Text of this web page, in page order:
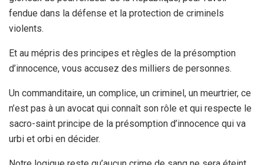
fendue dans la défense et la protection de criminels
violents.
Et au mépris des principes et règles de la présomption
d’innocence, vous accusez des milliers de personnes.
Un commanditaire, un complice, un criminel, un meurtrier, ce
n’est pas à un avocat qui connaît son rôle et qui respecte le
sacro-saint principe de la présomption d’innocence qui va
urbi et orbi en décider.